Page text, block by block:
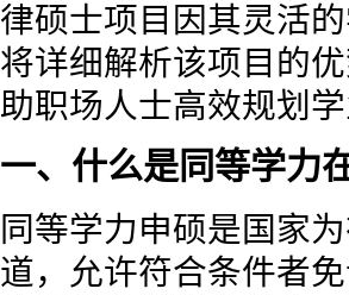
律硕士项目因其灵活
将详细解析该项目的
助职场人士高效规划
一、什么是同等学力
同等学力申硕是国家
道，允许符合条件者